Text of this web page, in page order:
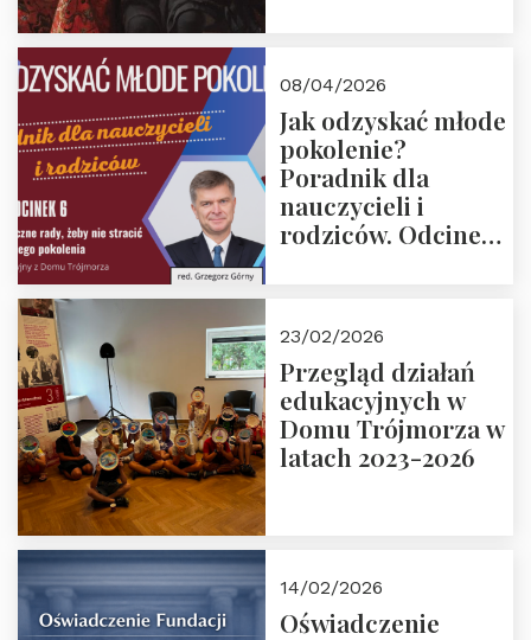
08/04/2026
Jak odzyskać młode
pokolenie?
Poradnik dla
nauczycieli i
rodziców. Odcinek
Rozmawiają red.
Grzegorz Górny i
prof. Michał
Łuczewski
23/02/2026
Przegląd działań
edukacyjnych w
Domu Trójmorza w
latach 2023-2026
14/02/2026
Oświadczenie